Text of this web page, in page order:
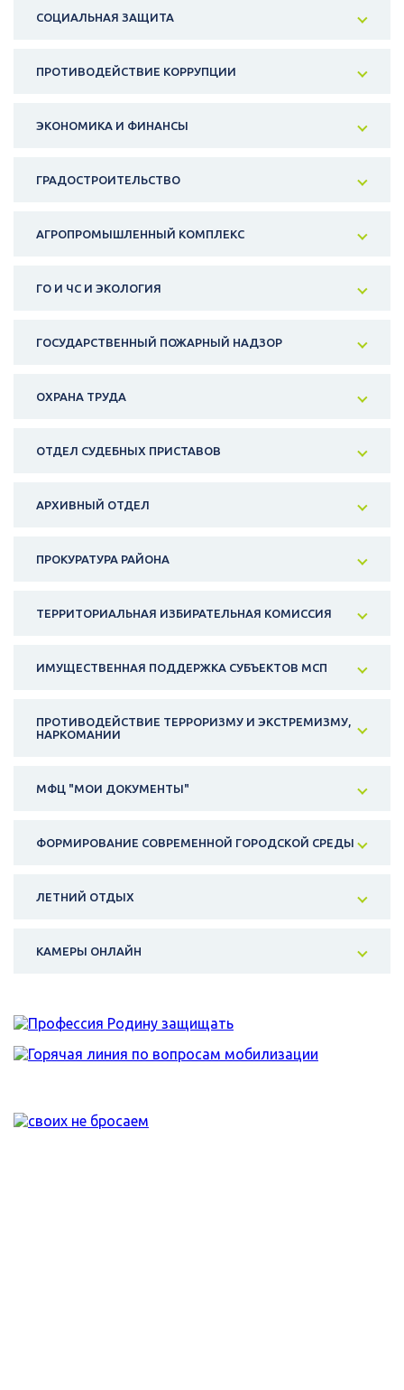
СОЦИАЛЬНАЯ ЗАЩИТА
ПРОТИВОДЕЙСТВИЕ КОРРУПЦИИ
ЭКОНОМИКА И ФИНАНСЫ
ГРАДОСТРОИТЕЛЬСТВО
АГРОПРОМЫШЛЕННЫЙ КОМПЛЕКС
ГО И ЧС И ЭКОЛОГИЯ
ГОСУДАРСТВЕННЫЙ ПОЖАРНЫЙ НАДЗОР
ОХРАНА ТРУДА
ОТДЕЛ СУДЕБНЫХ ПРИСТАВОВ
АРХИВНЫЙ ОТДЕЛ
ПРОКУРАТУРА РАЙОНА
ТЕРРИТОРИАЛЬНАЯ ИЗБИРАТЕЛЬНАЯ КОМИССИЯ
ИМУЩЕСТВЕННАЯ ПОДДЕРЖКА СУБЪЕКТОВ МСП
ПРОТИВОДЕЙСТВИЕ ТЕРРОРИЗМУ И ЭКСТРЕМИЗМУ,
НАРКОМАНИИ
МФЦ "МОИ ДОКУМЕНТЫ"
ФОРМИРОВАНИЕ СОВРЕМЕННОЙ ГОРОДСКОЙ СРЕДЫ
ЛЕТНИЙ ОТДЫХ
КАМЕРЫ ОНЛАЙН